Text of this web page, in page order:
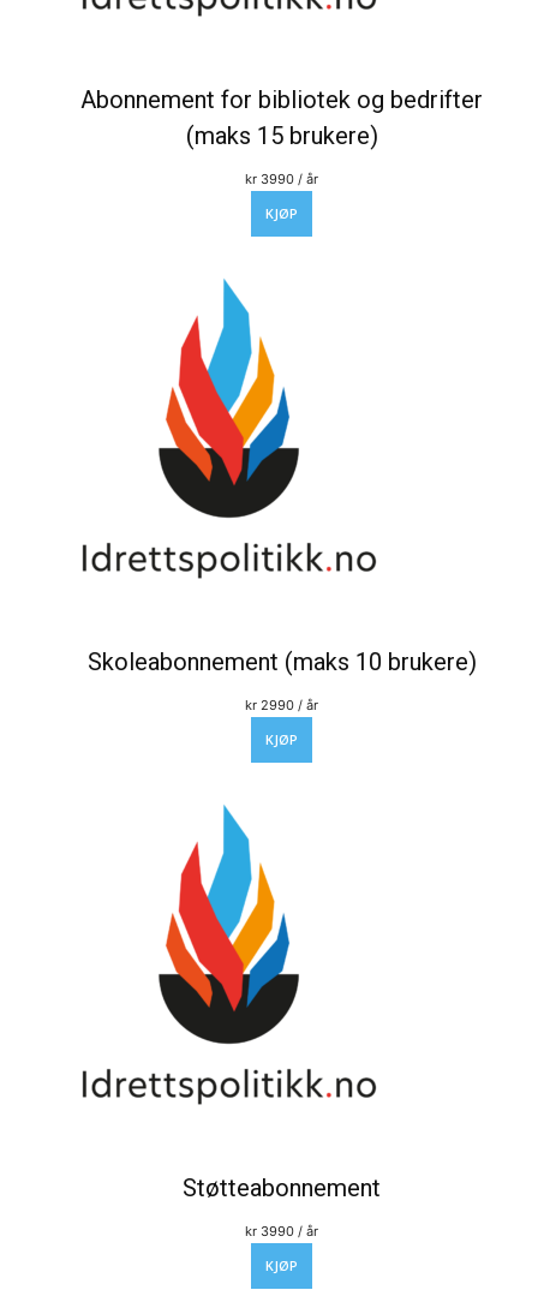
Abonnement for bibliotek og bedrifter
(maks 15 brukere)
kr 3990 / år
KJØP
Skoleabonnement (maks 10 brukere)
kr 2990 / år
KJØP
Støtteabonnement
kr 3990 / år
KJØP